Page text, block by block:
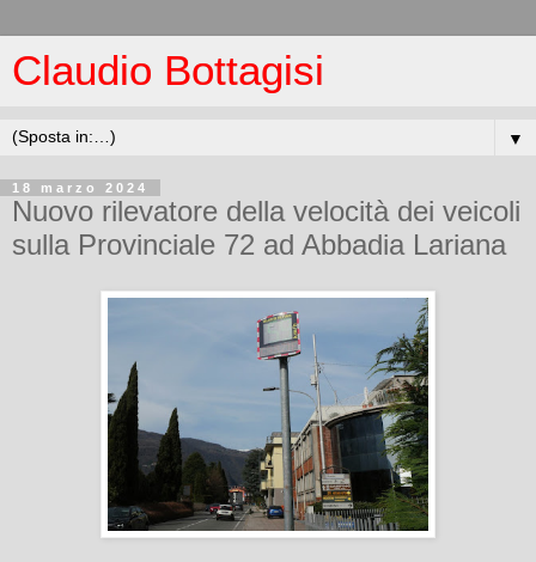
Claudio Bottagisi
▼
18 marzo 2024
Nuovo rilevatore della velocità dei veicoli
sulla Provinciale 72 ad Abbadia Lariana